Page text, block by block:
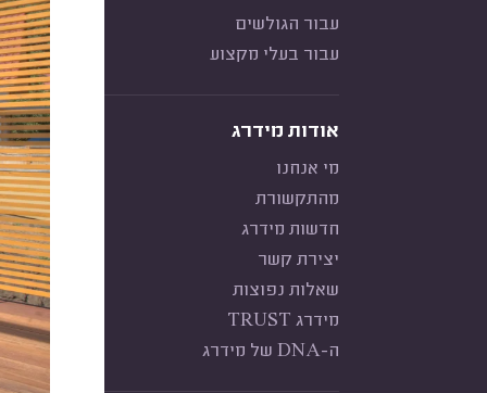
עבור הגולשים
עבור בעלי מקצוע
אודות מידרג
מי אנחנו
מהתקשורת
חדשות מידרג
יצירת קשר
שאלות נפוצות
מידרג TRUST
ה-DNA של מידרג